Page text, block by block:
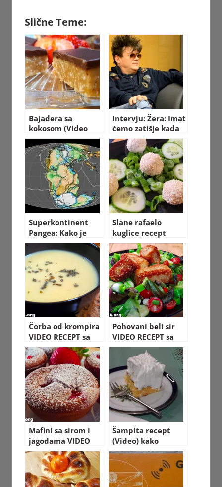
Slične Teme:
Bajadera sa
kokosom (Video
recept)
Intervju: Žera: Imat
ćemo zatišje kada
umremo
Superkontinent
Pangea: Kako je
izgledao svijet
nekada
Slane rafaelo
kuglice recept
Čorba od krompira
VIDEO RECEPT sa
pripremom i
sastojcima
Pohovani beli sir
VIDEO RECEPT sa
detaljnom
pripremom
Mafini sa sirom i
jagodama VIDEO
RECEPT kako
napraviti
Šampita recept
(Video) kako
spremiti šampitu